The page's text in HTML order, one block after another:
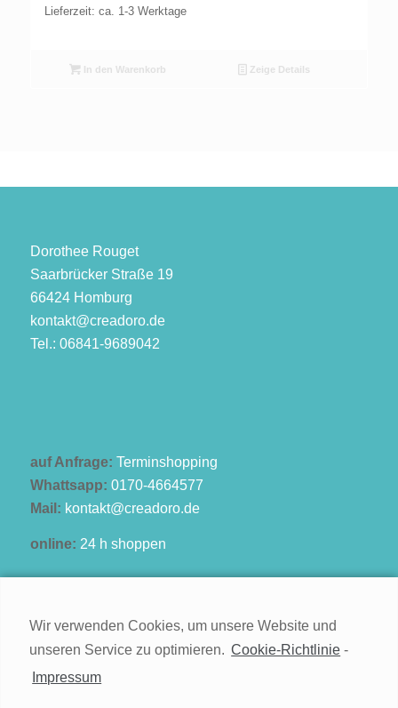
Lieferzeit: ca. 1-3 Werktage
In den Warenkorb Zeige Details
Dorothee Rouget
Saarbrücker Straße 19
66424 Homburg
kontakt@creadoro.de
Tel.: 06841-9689042
auf Anfrage: Terminshopping
Whattsapp: 0170-4664577
Mail: kontakt@creadoro.de
online: 24 h shoppen
Wir verwenden Cookies, um unsere Website und
unseren Service zu optimieren. Cookie-Richtlinie -
Impressum